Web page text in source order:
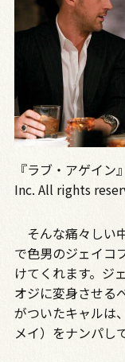
『ラブ・アゲイ
Inc. All rights
そんな痛々しい
で色男のジェイコ
けてくれます。ジ
オジに変身させる
がついたキャルは
メイ）をナンパし